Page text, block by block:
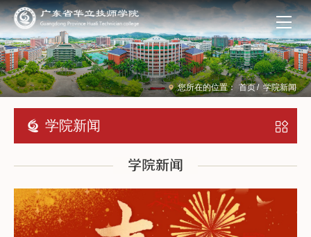
您所在的位置： 首页/ 学院新闻
学院新闻
学院新闻